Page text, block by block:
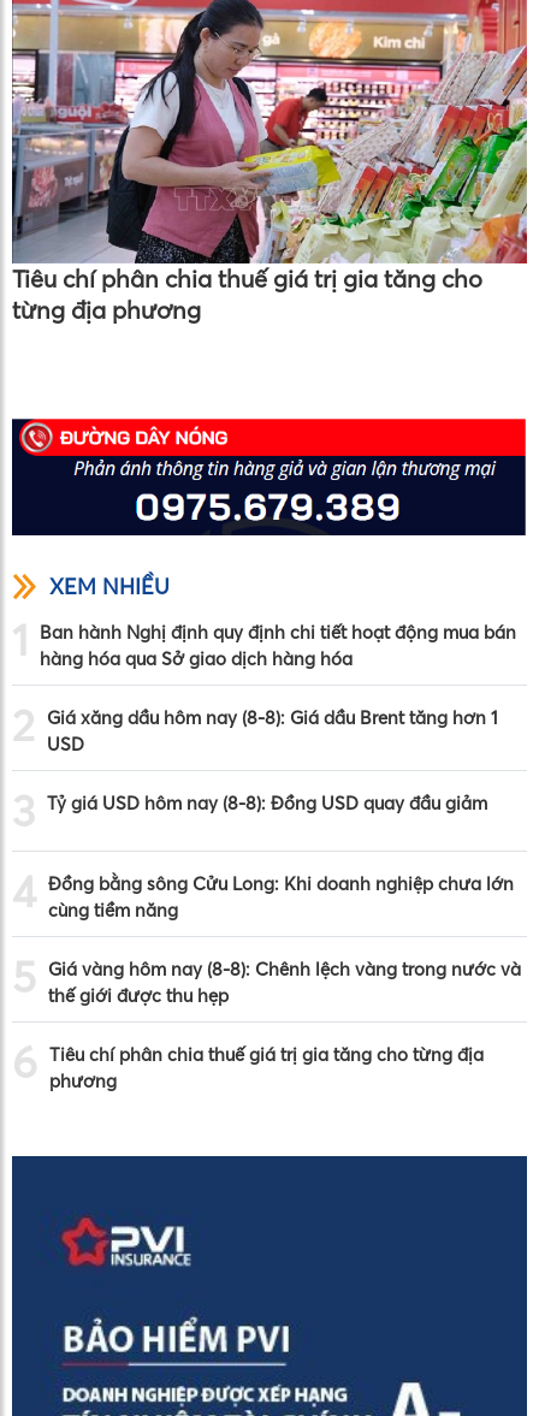
Tiêu chí phân chia thuế giá trị gia tăng cho
từng địa phương
XEM NHIỀU
1
Ban hành Nghị định quy định chi tiết hoạt động mua bán
hàng hóa qua Sở giao dịch hàng hóa
2
Giá xăng dầu hôm nay (8-8): Giá dầu Brent tăng hơn 1
USD
3 Tỷ giá USD hôm nay (8-8): Đồng USD quay đầu giảm
4 Đồng bằng sông Cửu Long: Khi doanh nghiệp chưa lớn
cùng tiềm năng
5
Giá vàng hôm nay (8-8): Chênh lệch vàng trong nước và
thế giới được thu hẹp
6 Tiêu chí phân chia thuế giá trị gia tăng cho từng địa
phương